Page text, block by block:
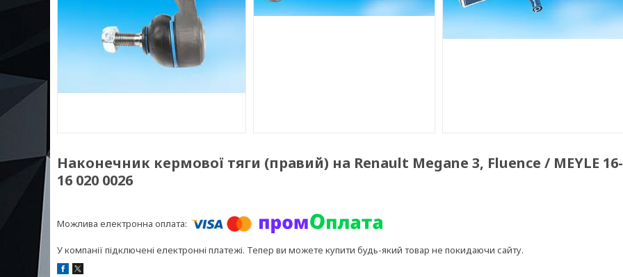
Наконечник кермової тяги (правий) на Renault Megane 3, Fluence / MEYLE 16-
16 020 0026
У компанії підключені електронні платежі. Тепер ви можете купити будь-який товар не покидаючи сайту.